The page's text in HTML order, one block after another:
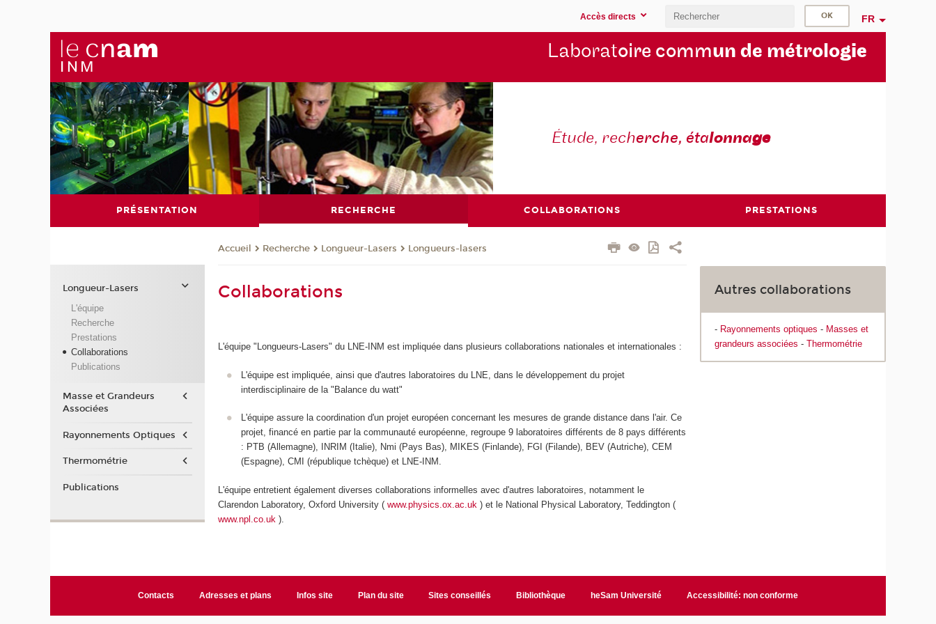
Accès directs FR
Laboratoire commun de métrologie
Étude, recherche, étalonnage
PRÉSENTATION RECHERCHE COLLABORATIONS PRESTATIONS
Accueil Recherche Longueur-Lasers Longueurs-lasers
Collaborations
L'équipe "Longueurs-Lasers" du LNE-INM est impliquée dans plusieurs collaborations nationales et internationales :
L'équipe est impliquée, ainsi que d'autres laboratoires du LNE, dans le développement du projet
interdisciplinaire de la "Balance du watt"
L'équipe assure la coordination d'un projet européen concernant les mesures de grande distance dans l'air. Ce
projet, financé en partie par la communauté européenne, regroupe 9 laboratoires différents de 8 pays différents
: PTB (Allemagne), INRIM (Italie), Nmi (Pays Bas), MIKES (Finlande), FGI (Filande), BEV (Autriche), CEM
(Espagne), CMI (république tchèque) et LNE-INM.
L'équipe entretient également diverses collaborations informelles avec d'autres laboratoires, notamment le
Clarendon Laboratory, Oxford University (www.physics.ox.ac.uk ) et le National Physical Laboratory, Teddington (
www.npl.co.uk ).
Autres collaborations
- Rayonnements optiques - Masses et
grandeurs associées -Thermométrie
Longueur-Lasers
L'équipe
Recherche
Prestations
Collaborations
Publications
Masse et Grandeurs
Associées
Rayonnements Optiques
Thermométrie
Publications
Contacts Adresses et plans Infos site Plan du site Sites conseillés Bibliothèque heSam Université Accessibilité: non conforme